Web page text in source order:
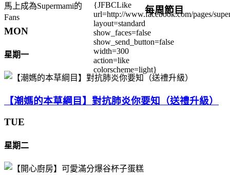
馬上成為Supermami的
Fans
{JFBCLike
url=http://www.facebook.com/pages/
layout=standard
show_faces=false
show_send_button=false
width=300
action=like
colorscheme=light}
每周節目
MON
星期一
【潮媽的本草綱目】對抗肺炎你要知（送禮升級）
TUE
星期二